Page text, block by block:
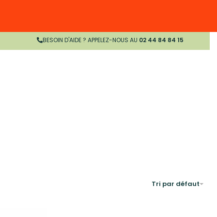
BESOIN D'AIDE ? APPELEZ-NOUS AU 02 44 84 84 15
Tri par défaut